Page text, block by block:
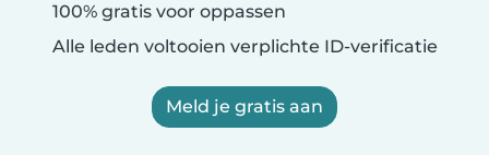
100% gratis voor oppassen
Alle leden voltooien verplichte ID-verificatie
Meld je gratis aan